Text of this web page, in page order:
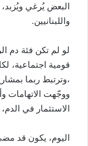
البعض يُرغي
واللبنانيين.
لو لم تكن فئة دم
قومية اجتماعية،
،وترتبط ربما
ووجّهت الاتهامات
الاستثمار في
اليوم، يكون قد